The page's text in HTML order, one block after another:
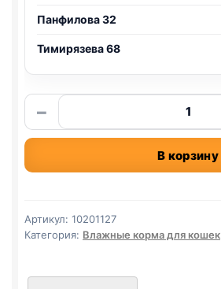
Панфилова 32
Тимирязева 68
−
Количество
товара
Sirius
(СТЕРИЛ.,
КУРИЦА)
85г
В корзину
Артикул: 10201127
Категория: Влажные корма для кошек